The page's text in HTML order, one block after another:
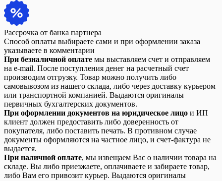
Рассрочка от банка партнера
Способ оплаты выбираете сами и при оформлении заказа
указываете в комментарии
При безналичной оплате мы выставляем счет и отправляем
на e-mail. После поступления денег на расчетный счет
производим отгрузку. Товар можно получить либо
самовывозом из нашего склада, либо через доставку курьером
или транспортной компанией. Выдаются оригиналы
первичных бухгалтерских документов.
При оформлении документов на юридическое лицо и ИП
клиент должен предоставить либо доверенность от
покупателя, либо поставить печать. В противном случае
документы оформляются на частное лицо, и счет-фактура не
выдается.
При наличной оплате, мы извещаем Вас о наличии товара на
складе. Вы либо приезжаете, оплачиваете и забираете товар,
либо Вам его привозит курьер. Выдаются оригиналы